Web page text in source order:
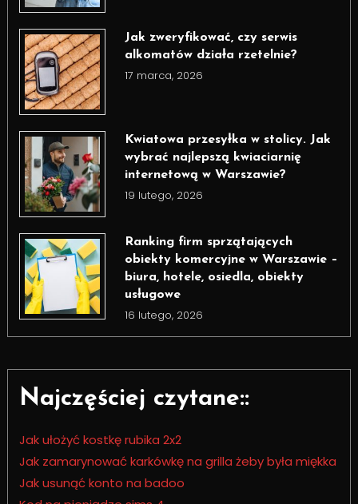
Jak zweryfikować, czy serwis
alkomatów działa rzetelnie?
17 marca, 2026
Kwiatowa przesyłka w stolicy. Jak
wybrać najlepszą kwiaciarnię
internetową w Warszawie?
19 lutego, 2026
Ranking firm sprzątających
obiekty komercyjne w Warszawie –
biura, hotele, osiedla, obiekty
usługowe
16 lutego, 2026
Najczęściej czytane::
Jak ułożyć kostkę rubika 2x2
Jak zamarynować karkówkę na grilla żeby była miękka
Jak usunąć konto na badoo